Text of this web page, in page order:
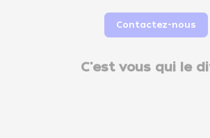
Contactez-nous
C'est vous qui le